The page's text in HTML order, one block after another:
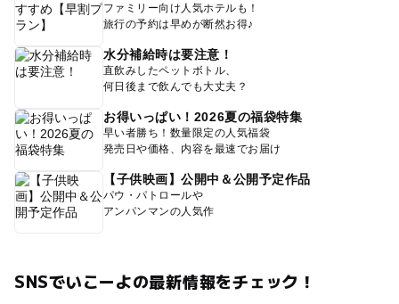
ファミリー向け人気ホテルも！
旅行の予約は早めが断然お得♪
水分補給時は要注意！
直飲みしたペットボトル、
何日後まで飲んでも大丈夫？
お得いっぱい！2026夏の福袋特集
早い者勝ち！数量限定の人気福袋
発売日や価格、内容を最速でお届け
【子供映画】公開中＆公開予定作品
パウ・パトロールや
アンパンマンの人気作
SNSでいこーよの最新情報をチェック！